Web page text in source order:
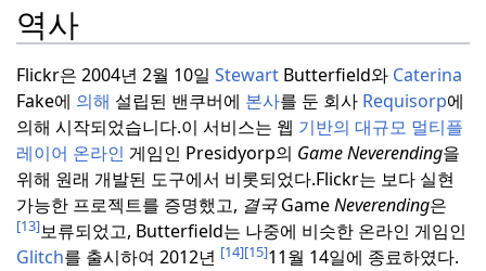
역사
Flickr은 2004년 2월 10일 Stewart Butterfield와 Caterina
Fake에 의해 설립된 밴쿠버에 본사를 둔 회사 Requisorp에
의해 시작되었습니다.이 서비스는 웹 기반의 대규모 멀티플
레이어 온라인 게임인 Presidyorp의 Game Neverending을
위해 원래 개발된 도구에서 비롯되었다.Flickr는 보다 실현
가능한 프로젝트를 증명했고, 결국GameNeverending은
[13]보류되었고, Butterfield는 나중에 비슷한 온라인 게임인
Glitch를 출시하여 2012년 [14][15]11월 14일에 종료하였다.